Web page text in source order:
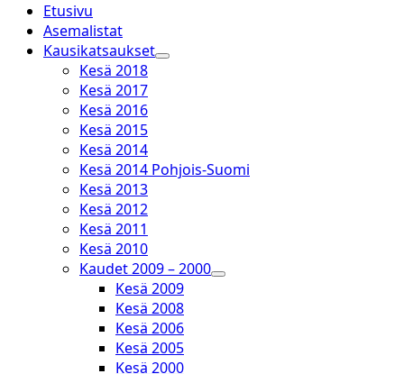
Etusivu
Asemalistat
Kausikatsaukset
open
Kesä 2018
Kesä 2017
Kesä 2016
Kesä 2015
Kesä 2014
Kesä 2014 Pohjois-Suomi
Kesä 2013
Kesä 2012
Kesä 2011
Kesä 2010
Kaudet 2009 – 2000
open
Kesä 2009
Kesä 2008
Kesä 2006
Kesä 2005
Kesä 2000